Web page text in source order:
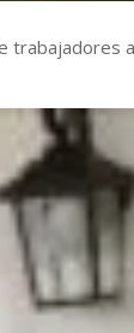
trabajadores